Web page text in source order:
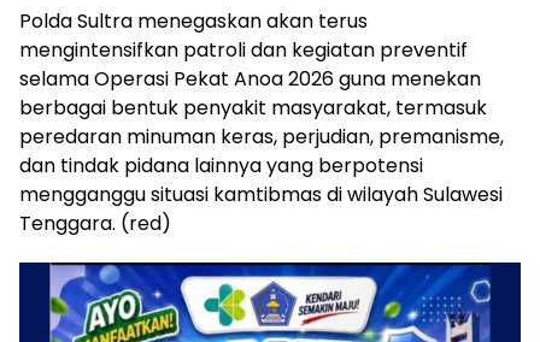
Polda Sultra menegaskan akan terus
mengintensifkan patroli dan kegiatan preventif
selama Operasi Pekat Anoa 2026 guna menekan
berbagai bentuk penyakit masyarakat, termasuk
peredaran minuman keras, perjudian, premanisme,
dan tindak pidana lainnya yang berpotensi
mengganggu situasi kamtibmas di wilayah Sulawesi
Tenggara. (red)